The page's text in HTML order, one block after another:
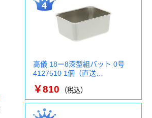
高儀 18ー8深型組バット 0号
4127510 1個（直送…
￥810 （税込）